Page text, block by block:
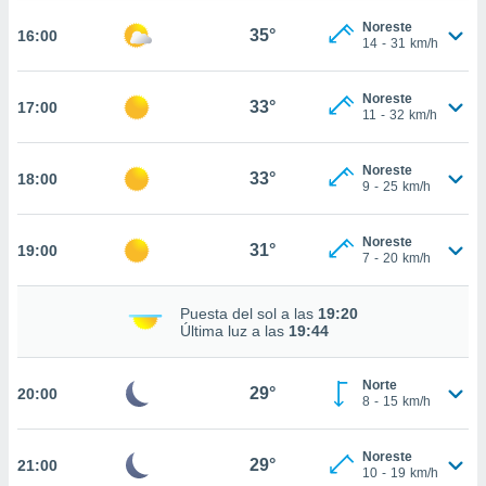
que
sean
para
ni para
web a
16:00 35°
Noreste
14 - 31 km/h
17:00 33°
Noreste
11 - 32 km/h
18:00 33°
Noreste
9 - 25 km/h
19:00 31°
Noreste
7 - 20 km/h
Puesta del sol a las 19:20
Última luz a las 19:44
20:00 29°
Norte
8 - 15 km/h
21:00 29°
Noreste
10 - 19 km/h